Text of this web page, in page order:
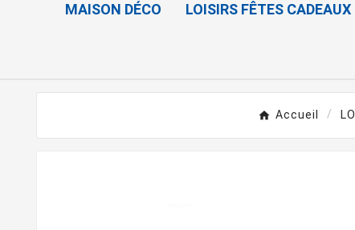
MAISON DÉCO LOISIRS FÊTES CADEAUX
Accueil